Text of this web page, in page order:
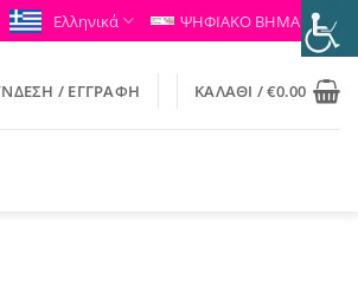
Ελληνικά ΨΗΦΙΑΚΟ ΒΗΜΑ
/ ΕΓΓΡΑΦΉ ΚΑΛΆΘΙ /€0.00